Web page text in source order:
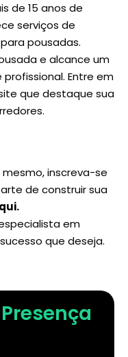
de 15 anos de
serviços de
pousadas.
e alcance um
Entre em
que destaque sua
inscreva-se
de construir sua
.
em
que deseja.